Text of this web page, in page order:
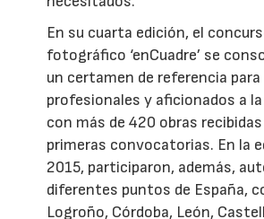
En su cuarta edición, el
fotográfico ‘enCuadre’ se
un certamen de referencia para
profesionales y aficionados a
con más de 420 obras
primeras convocatorias. En la
2015, participaron, además,
diferentes puntos de España,
Logroño, Córdoba, León,